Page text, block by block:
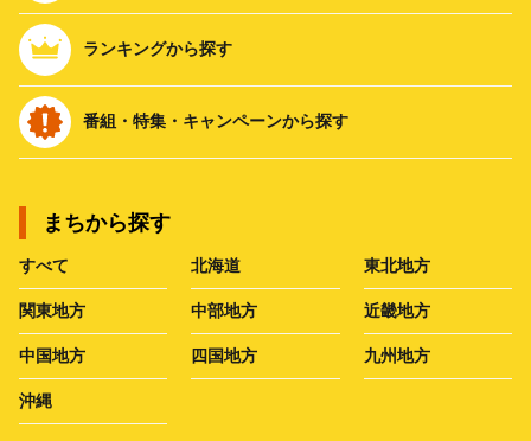
ランキングから探す
番組・特集・キャンペーンから探す
まちから探す
すべて 北海道 東北地方
関東地方 中部地方 近畿地方
中国地方 四国地方 九州地方
沖縄